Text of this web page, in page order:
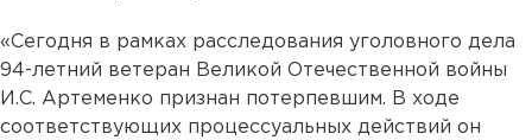
«Сегодня в рамках расследования уголовного дела
94-летний ветеран Великой Отечественной войны
И.С. Артеменко признан потерпевшим. В ходе
соответствующих процессуальных действий он